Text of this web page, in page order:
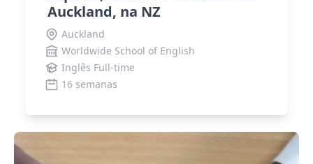
Auckland, na NZ
Auckland
Worldwide School of English
Inglês Full-time
16 semanas